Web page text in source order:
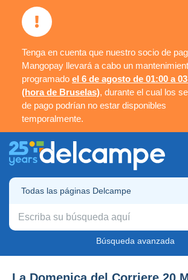
Tenga en cuenta que nuestro socio de
Mangopay llevará a cabo un
programado el 6 de agosto de 01:00 a
(hora de Bruselas), durante el cual los
de pago podrían no estar disponibles
temporalmente.
Todas las páginas Delcampe
Búsqueda avanzada